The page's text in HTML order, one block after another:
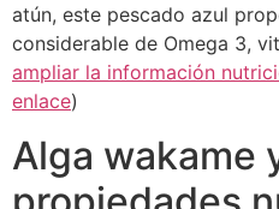
atún, este pescado azul
considerable de Omega 3,
ampliar la información
enlace)
Alga wakame